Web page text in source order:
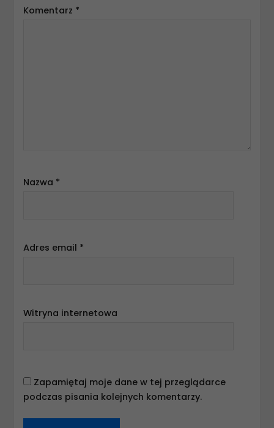
Komentarz *
Nazwa *
Adres email *
Witryna internetowa
Zapamiętaj moje dane w tej przeglądarce
podczas pisania kolejnych komentarzy.